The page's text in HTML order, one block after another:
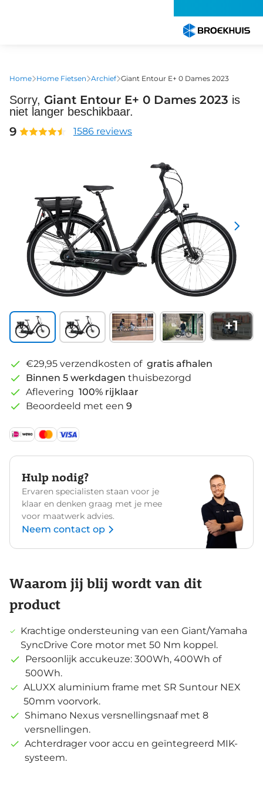
gaan
Home Home Fietsen Archief Giant Entour E+ 0 Dames 2023
Sorry, Giant Entour E+ 0 Dames 2023 is
niet langer beschikbaar.
9 1586 reviews
+1
€29,95 verzendkosten of gratis afhalen
Binnen 5 werkdagen thuisbezorgd
Aflevering 100% rijklaar
Beoordeeld met een 9
Hulp nodig?
Ervaren specialisten staan voor je
klaar en denken graag met je mee
voor maatwerk advies.
Neem contact op
Waarom jij blij wordt van dit
product
Krachtige ondersteuning van een Giant/Yamaha
SyncDrive Core motor met 50 Nm koppel.
Persoonlijk accukeuze: 300Wh, 400Wh of
500Wh.
ALUXX aluminium frame met SR Suntour NEX
50mm voorvork.
Shimano Nexus versnellingsnaaf met 8
versnellingen.
Achterdrager voor accu en geïntegreerd MIK-
systeem.